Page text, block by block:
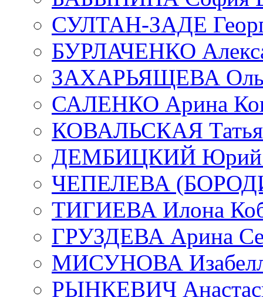
СУЛТАН-ЗАДЕ
БУРЛАЧЕНКО
ЗАХАРЬЯЩЕВА
САЛЕНКО Арина
КОВАЛЬСКАЯ
ДЕМБИЦКИЙ Юрий
ЧЕПЕЛЕВА
ТИГИЕВА Илона
ГРУЗДЕВА Арина
МИСУНОВА
РЫНКЕВИЧ